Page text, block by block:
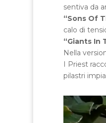
sentiva da
“Sons Of
calo di
“Giants In
Nella
I Priest
pilastri